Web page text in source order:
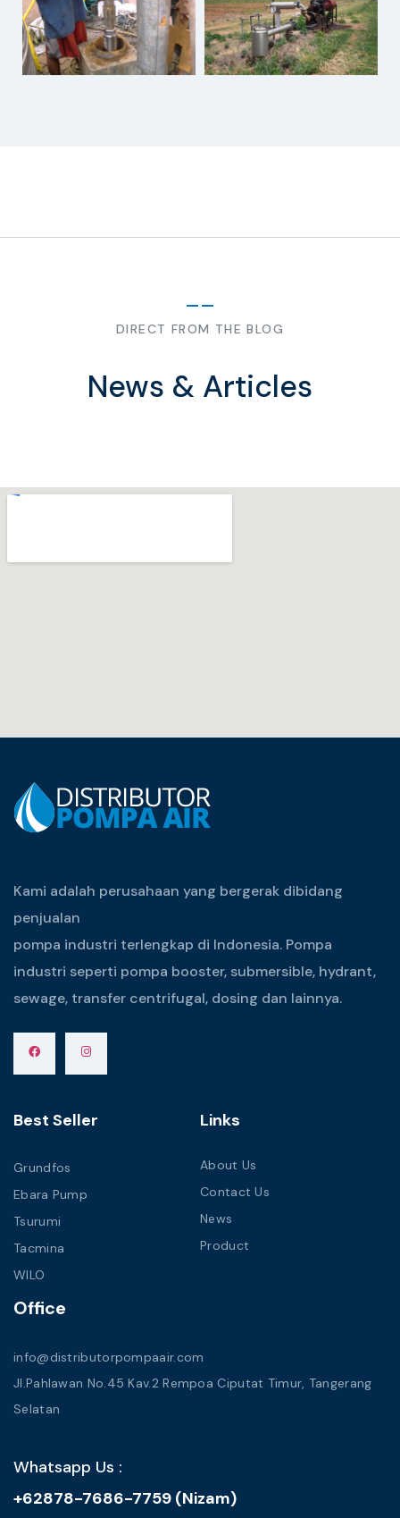
DIRECT FROM THE BLOG
News & Articles
Kami adalah perusahaan yang bergerak dibidang
penjualan
pompa industri terlengkap di Indonesia. Pompa
industri seperti pompa booster, submersible, hydrant,
sewage, transfer centrifugal, dosing dan lainnya.
Best Seller
Grundfos
Ebara Pump
Tsurumi
Tacmina
WILO
Links
About Us
Contact Us
News
Product
Office
info@distributorpompaair.com
Jl.Pahlawan No.45 Kav.2 Rempoa Ciputat Timur, Tangerang
Selatan
Whatsapp Us :
+62878-7686-7759 (Nizam)